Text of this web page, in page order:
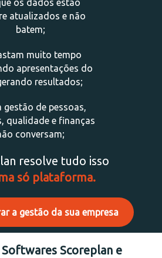
os dados estão
atualizados e não
batem;
muito tempo
apresentações do
resultados;
gestão de pessoas,
qualidade e finanças
conversam;
resolve tudo isso
só plataforma.
a gestão da sua empresa
Softwares Scoreplan e